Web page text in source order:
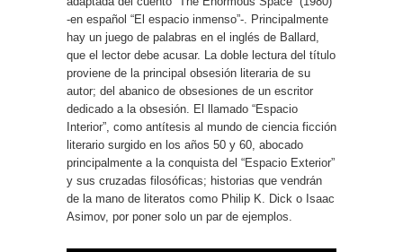
-en español “El espacio inmenso”-. Principalmente
hay un juego de palabras en el inglés de Ballard,
que el lector debe acusar. La doble lectura del título
proviene de la principal obsesión literaria de su
autor; del abanico de obsesiones de un escritor
dedicado a la obsesión. El llamado “Espacio
Interior”, como antítesis al mundo de ciencia ficción
literario surgido en los años 50 y 60, abocado
principalmente a la conquista del “Espacio Exterior”
y sus cruzadas filosóficas; historias que vendrán
de la mano de literatos como Philip K. Dick o Isaac
Asimov, por poner solo un par de ejemplos.